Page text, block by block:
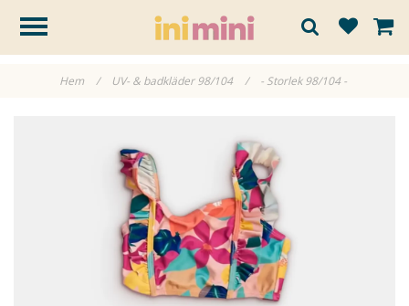
Hem / UV- & badkläder 98/104 / - Storlek 98/104 -